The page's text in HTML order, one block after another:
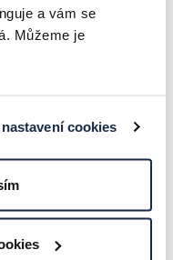
a vám se
Můžeme je
cookies
události